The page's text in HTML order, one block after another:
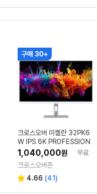
구매 30+
크로스오버 미켈란 32PK6
W IPS 6K PROFESSION
AL 80~81cm(32인치)
1,040,000원
무료
크로스오버존
4.66 (41)